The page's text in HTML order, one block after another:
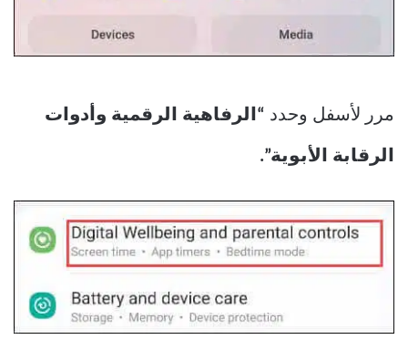
مرر لأسفل وحدد “الرفاهية الرقمية وأدوات
الرقابة الأبوية”.